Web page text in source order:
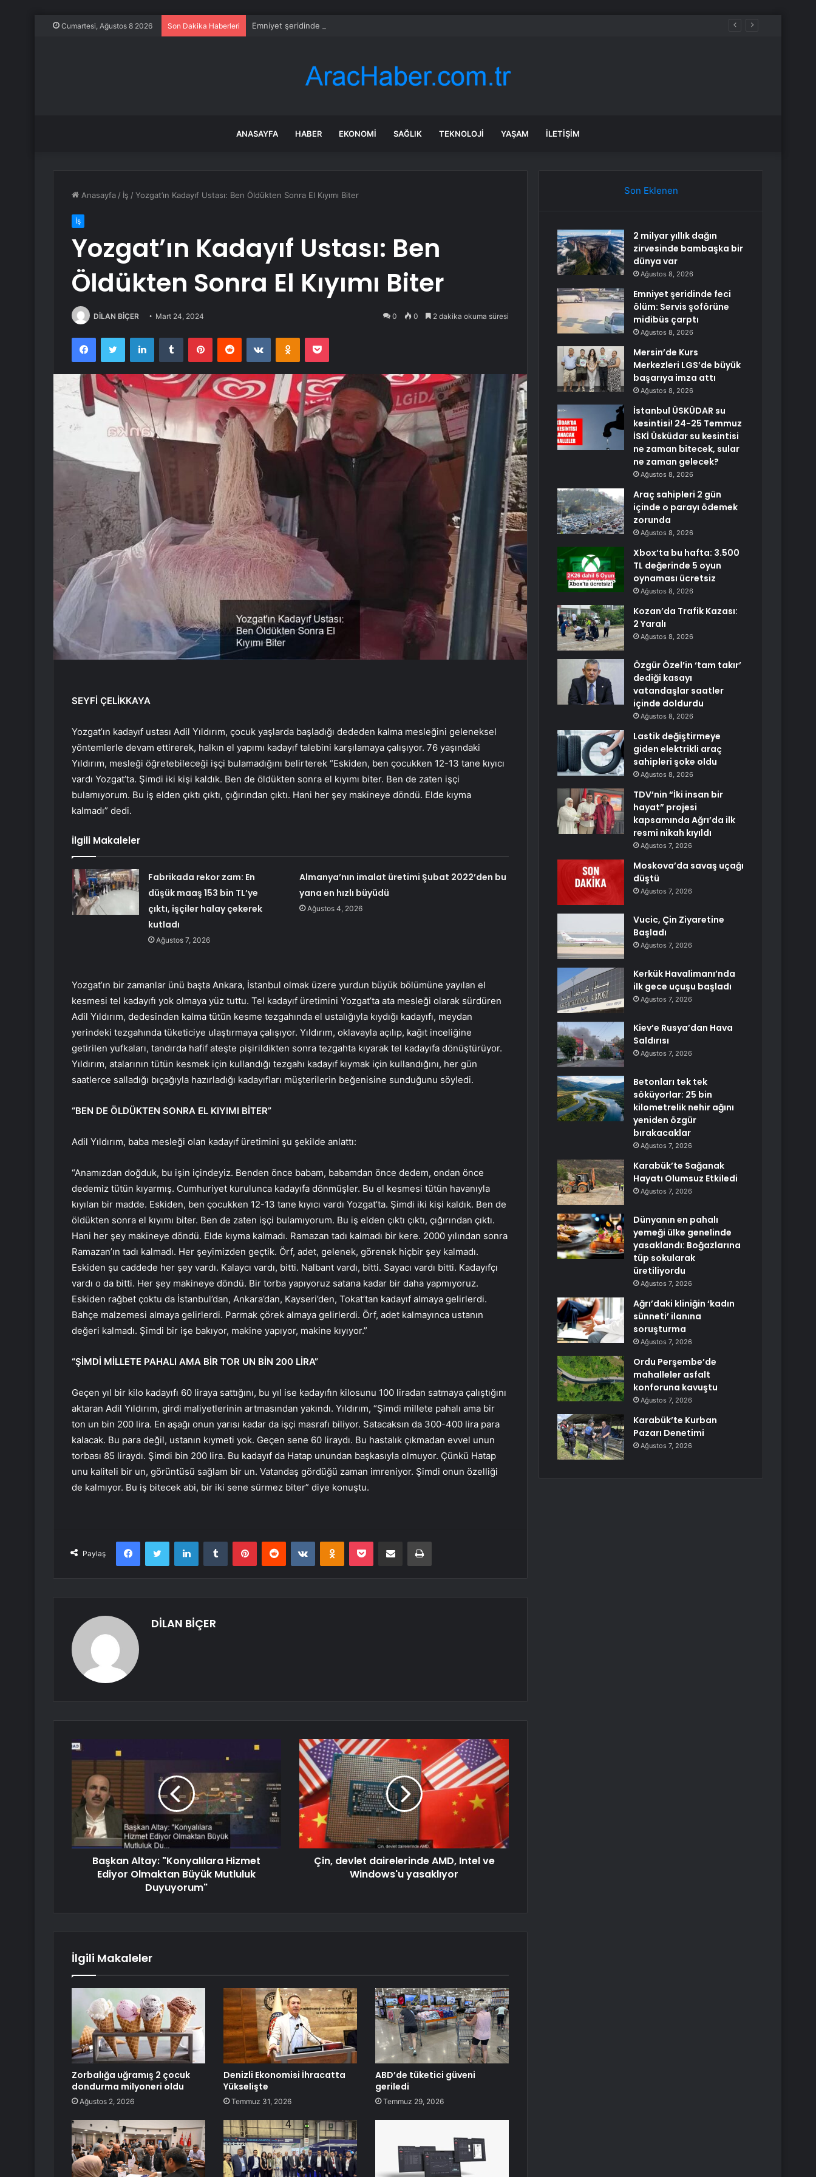
Cumartesi, Ağustos 8 2026 Son Dakika Haberleri Emniyet şeridinde feci ölüm: Servis şoförüne midibüs çarptı
ANASAYFA HABER EKONOMI SAĞLIK TEKNOLOJI YAŞAM İLETIŞIM
Anasayfa / İş /Yozgat’ın Kadayıf Ustası: Ben Öldükten Sonra El Kıyımı Biter
İş
Yozgat’ın Kadayıf Ustası: Ben
Öldükten Sonra El Kıyımı Biter
DİLAN BİÇER Mart 24, 2024 0 0 2 dakika okuma süresi
FacebookTwitter LinkedInTumblr PinterestReddit VKontakteOdnoklassniki
Pocket
SEYFİ ÇELİKKAYA
Yozgat’ın kadayıf ustası Adil Yıldırım, çocuk yaşlarda başladığı dededen kalma mesleğini geleneksel
yöntemlerle devam ettirerek, halkın el yapımı kadayıf talebini karşılamaya çalışıyor. 76 yaşındaki
Yıldırım, mesleği öğretebileceği işçi bulamadığını belirterek “Eskiden, ben çocukken 12-13 tane kıyıcı
vardı Yozgat’ta. Şimdi iki kişi kaldık. Ben de öldükten sonra el kıyımı biter. Ben de zaten işçi
bulamıyorum. Bu iş elden çıktı çıktı, çığırından çıktı. Hani her şey makineye döndü. Elde kıyma
kalmadı” dedi.
İlgili Makaleler
Fabrikada rekor zam: En
düşük maaş 153 bin TL’ye
çıktı, işçiler halay çekerek
kutladı
Ağustos 7, 2026
Almanya’nın imalat üretimi Şubat 2022’den bu
yana en hızlı büyüdü
Ağustos 4, 2026
Yozgat’ın bir zamanlar ünü başta Ankara, İstanbul olmak üzere yurdun büyük bölümüne yayılan el
kesmesi tel kadayıfı yok olmaya yüz tuttu. Tel kadayıf üretimini Yozgat’ta ata mesleği olarak sürdüren
Adil Yıldırım, dedesinden kalma tütün kesme tezgahında el ustalığıyla kıydığı kadayıfı, meydan
yerindeki tezgahında tüketiciye ulaştırmaya çalışıyor. Yıldırım, oklavayla açılıp, kağıt inceliğine
getirilen yufkaları, tandırda hafif ateşte pişirildikten sonra tezgahta kıyarak tel kadayıfa dönüştürüyor.
Yıldırım, atalarının tütün kesmek için kullandığı tezgahı kadayıf kıymak için kullandığını, her gün
saatlerce salladığı bıçağıyla hazırladığı kadayıfları müşterilerin beğenisine sunduğunu söyledi.
“BEN DE ÖLDÜKTEN SONRA EL KIYIMI BİTER”
Adil Yıldırım, baba mesleği olan kadayıf üretimini şu şekilde anlattı:
“Anamızdan doğduk, bu işin içindeyiz. Benden önce babam, babamdan önce dedem, ondan önce
dedemiz tütün kıyarmış. Cumhuriyet kurulunca kadayıfa dönmüşler. Bu el kesmesi tütün havanıyla
kıyılan bir madde. Eskiden, ben çocukken 12-13 tane kıyıcı vardı Yozgat’ta. Şimdi iki kişi kaldık. Ben de
öldükten sonra el kıyımı biter. Ben de zaten işçi bulamıyorum. Bu iş elden çıktı çıktı, çığırından çıktı.
Hani her şey makineye döndü. Elde kıyma kalmadı. Ramazan tadı kalmadı bir kere. 2000 yılından sonra
Ramazan’ın tadı kalmadı. Her şeyimizden geçtik. Örf, adet, gelenek, görenek hiçbir şey kalmadı.
Eskiden şu caddede her şey vardı. Kalaycı vardı, bitti. Nalbant vardı, bitti. Sayacı vardı bitti. Kadayıfçı
vardı o da bitti. Her şey makineye döndü. Bir torba yapıyoruz satana kadar bir daha yapmıyoruz.
Eskiden rağbet çoktu da İstanbul’dan, Ankara’dan, Kayseri’den, Tokat’tan kadayıf almaya gelirlerdi.
Bahçe malzemesi almaya gelirlerdi. Parmak çörek almaya gelirlerdi. Örf, adet kalmayınca ustanın
değeri kalmadı. Şimdi bir işe bakıyor, makine yapıyor, makine kıyıyor.”
“ŞİMDİ MİLLETE PAHALI AMA BİR TOR UN BİN 200 LİRA”
Geçen yıl bir kilo kadayıfı 60 liraya sattığını, bu yıl ise kadayıfın kilosunu 100 liradan satmaya çalıştığını
aktaran Adil Yıldırım, girdi maliyetlerinin artmasından yakındı. Yıldırım, “Şimdi millete pahalı ama bir
ton un bin 200 lira. En aşağı onun yarısı kadar da işçi masrafı biliyor. Satacaksın da 300-400 lira para
kalacak. Bu para değil, ustanın kıymeti yok. Geçen sene 60 liraydı. Bu hastalık çıkmadan evvel unun
torbası 85 liraydı. Şimdi bin 200 lira. Bu kadayıf da Hatap unundan başkasıyla olmuyor. Çünkü Hatap
unu kaliteli bir un, görüntüsü sağlam bir un. Vatandaş gördüğü zaman imreniyor. Şimdi onun özelliği
de kalmıyor. Bu iş bitecek abi, bir iki sene sürmez biter” diye konuştu.
Paylaş
FacebookTwitter LinkedInTumblr PinterestReddit VKontakteOdnoklassniki
Pocket E-Posta ile paylaş Yazdır
DİLAN BİÇER
Başkan Altay: "Konyalılara Hizmet
Ediyor Olmaktan Büyük Mutluluk
Duyuyorum"
Çin, devlet dairelerinde AMD, Intel ve
Windows'u yasaklıyor
İlgili Makaleler
Zorbalığa uğramış 2 çocuk
dondurma milyoneri oldu
Ağustos 2, 2026
Denizli Ekonomisi İhracatta
Yükselişte
Temmuz 31, 2026
ABD’de tüketici güveni
geriledi
Temmuz 29, 2026
Son Eklenen
2 milyar yıllık dağın
zirvesinde bambaşka bir
dünya var
Ağustos 8, 2026
Emniyet şeridinde feci
ölüm: Servis şoförüne
midibüs çarptı
Ağustos 8, 2026
Mersin’de Kurs
Merkezleri LGS’de büyük
başarıya imza attı
Ağustos 8, 2026
İstanbul ÜSKÜDAR su
kesintisi! 24-25 Temmuz
İSKİ Üsküdar su kesintisi
ne zaman bitecek, sular
ne zaman gelecek?
Ağustos 8, 2026
Araç sahipleri 2 gün
içinde o parayı ödemek
zorunda
Ağustos 8, 2026
Xbox’ta bu hafta: 3.500
TL değerinde 5 oyun
oynaması ücretsiz
Ağustos 8, 2026
Kozan’da Trafik Kazası:
2 Yaralı
Ağustos 8, 2026
Özgür Özel’in ‘tam takır’
dediği kasayı
vatandaşlar saatler
içinde doldurdu
Ağustos 8, 2026
Lastik değiştirmeye
giden elektrikli araç
sahipleri şoke oldu
Ağustos 8, 2026
TDV’nin “İki insan bir
hayat” projesi
kapsamında Ağrı’da ilk
resmi nikah kıyıldı
Ağustos 7, 2026
Moskova’da savaş uçağı
düştü
Ağustos 7, 2026
Vucic, Çin Ziyaretine
Başladı
Ağustos 7, 2026
Kerkük Havalimanı’nda
ilk gece uçuşu başladı
Ağustos 7, 2026
Kiev’e Rusya’dan Hava
Saldırısı
Ağustos 7, 2026
Betonları tek tek
söküyorlar: 25 bin
kilometrelik nehir ağını
yeniden özgür
bırakacaklar
Ağustos 7, 2026
Karabük’te Sağanak
Hayatı Olumsuz Etkiledi
Ağustos 7, 2026
Dünyanın en pahalı
yemeği ülke genelinde
yasaklandı: Boğazlarına
tüp sokularak
üretiliyordu
Ağustos 7, 2026
Ağrı’daki kliniğin ‘kadın
sünneti’ ilanına
soruşturma
Ağustos 7, 2026
Ordu Perşembe’de
mahalleler asfalt
konforuna kavuştu
Ağustos 7, 2026
Karabük’te Kurban
Pazarı Denetimi
Ağustos 7, 2026